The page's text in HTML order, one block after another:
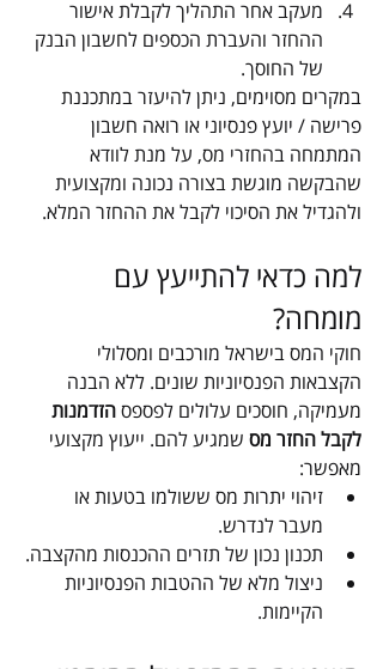
מעקב אחר התהליך לקבלת אישור
ההחזר והעברת הכספים לחשבון הבנק
של החוסך.
במקרים מסוימים, ניתן להיעזר במתכננת
פרישה / יועץ פנסיוני או רואה חשבון
המתמחה בהחזרי מס, על מנת לוודא
שהבקשה מוגשת בצורה נכונה ומקצועית
ולהגדיל את הסיכוי לקבל את ההחזר המלא.
למה כדאי להתייעץ עם
מומחה?
חוקי המס בישראל מורכבים ומסלולי
הקצבאות הפנסיוניות שונים. ללא הבנה
מעמיקה, חוסכים עלולים לפספס הזדמנות
לקבל החזר מס שמגיע להם. ייעוץ מקצועי
מאפשר:
זיהוי יתרות מס ששולמו בטעות או
מעבר לנדרש.
תכנון נכון של תזרים ההכנסות מהקצבה.
ניצול מלא של ההטבות הפנסיוניות
הקיימות.